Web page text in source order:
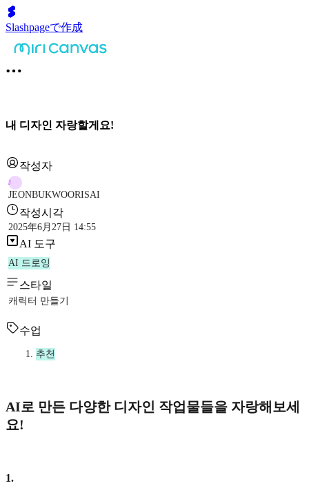
Slashpageで作成
내 디자인 자랑할게요!
작성자
J
JEONBUKWOORISAI
작성시각
2025年6月27日 14:55
AI 도구
AI 드로잉
스타일
캐릭터 만들기
수업
추천
AI로 만든 다양한 디자인 작업물들을 자랑해보세
요!
1.